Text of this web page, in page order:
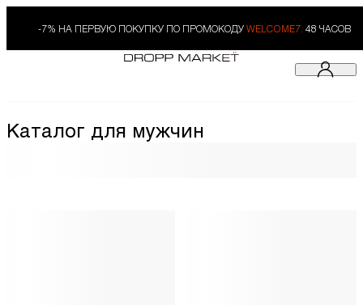
-7% НА ПЕРВУЮ ПОКУПКУ ПО ПРОМОКОДУ WELCOME7. 48 ЧАСОВ
Каталог для мужчин